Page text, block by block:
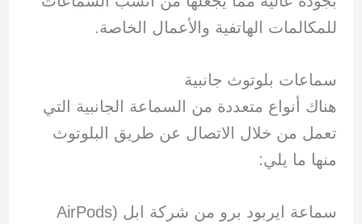
للمكالمات الهاتفية والأعمال الخاصة.
سماعات بلوتوث جانبية
هناك أنواع متعددة من السماعة الجانبية التي
تعمل من خلال الاتصال عن طريق البلوتوث
منها ما يلي:
سماعة ايربود برو من شركة ابل (AirPods